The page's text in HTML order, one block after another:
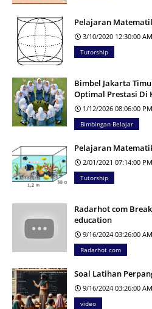
Pelajaran
3/10/2020 12:30:00 AM
Tutorship
Bimbel Jakarta
Optimal Prestasi Di
1/12/2026 08:06:00 PM
Bimbingan Belajar
Pelajaran
2/01/2021 07:14:00 PM
Tutorship
Radarhot com
education
9/16/2024 03:26:00 AM
Radarhot com
Soal Latihan
9/16/2024 03:26:00 AM
video